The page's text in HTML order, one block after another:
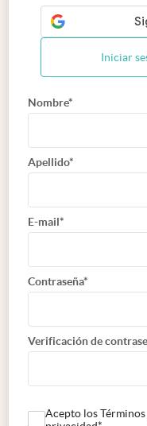
Iniciar
Nombre*
Apellido*
E-mail*
Contraseña*
Verificación de
Acepto los